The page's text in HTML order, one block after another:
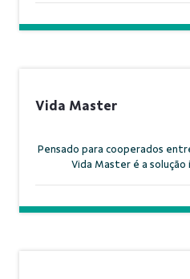
Vida Master
Pensado para cooperados
Vida Master é a solução